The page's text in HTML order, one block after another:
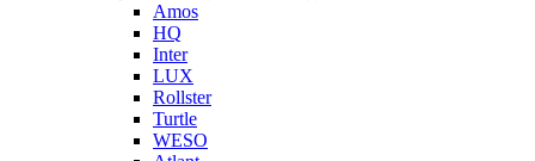
Amos
HQ
Inter
LUX
Rollster
Turtle
WESO